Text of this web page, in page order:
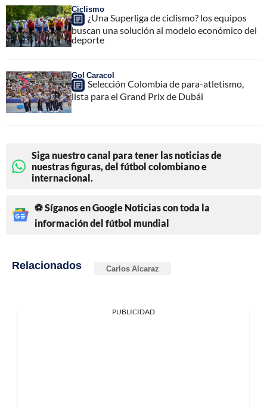
Ciclismo
¿Una Superliga de ciclismo? los equipos
buscan una solución al modelo económico del
deporte
Gol Caracol
Selección Colombia de para-atletismo,
lista para el Grand Prix de Dubái
Siga nuestro canal para tener las noticias de
nuestras figuras, del fútbol colombiano e
internacional.
⚽ Síganos en Google Noticias con toda la
información del fútbol mundial
Relacionados Carlos Alcaraz
PUBLICIDAD